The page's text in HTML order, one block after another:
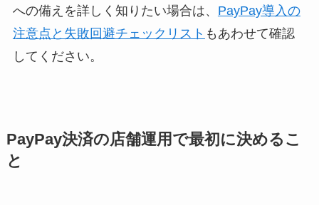
への備えを詳しく知りたい場合は、 PayPay導入の
注意点と失敗回避チェックリスト もあわせて確認
してください。
PayPay決済の店舗運用で最初に決めるこ
と